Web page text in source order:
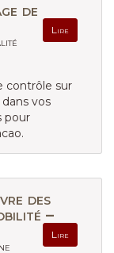
de
Lire
contrôle sur
vos
pour
des
–
Lire